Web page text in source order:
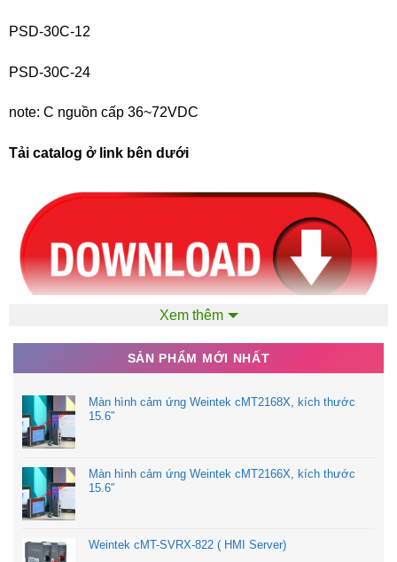
PSD-30C-12
PSD-30C-24
note: C nguồn cấp 36~72VDC
Tải catalog ở link bên dưới
Xem thêm
SẢN PHẨM MỚI NHẤT
Màn hình cảm ứng Weintek cMT2168X, kích thước
15.6″
Màn hình cảm ứng Weintek cMT2166X, kích thước
15.6″
Weintek cMT-SVRX-822 ( HMI Server)